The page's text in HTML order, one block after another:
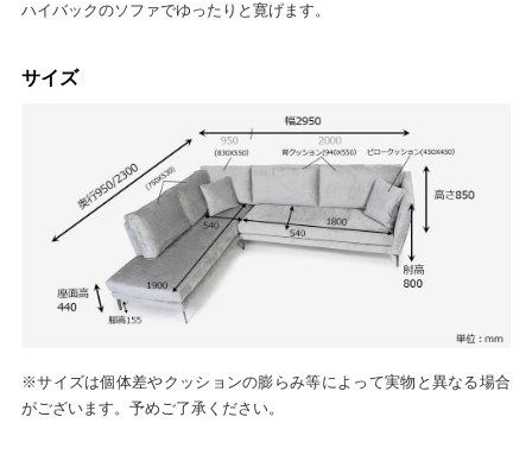
ハイバックのソファでゆったりと寛げます。
サイズ
※サイズは個体差やクッションの膨らみ等によって実物と異なる場合
がございます。予めご了承ください。